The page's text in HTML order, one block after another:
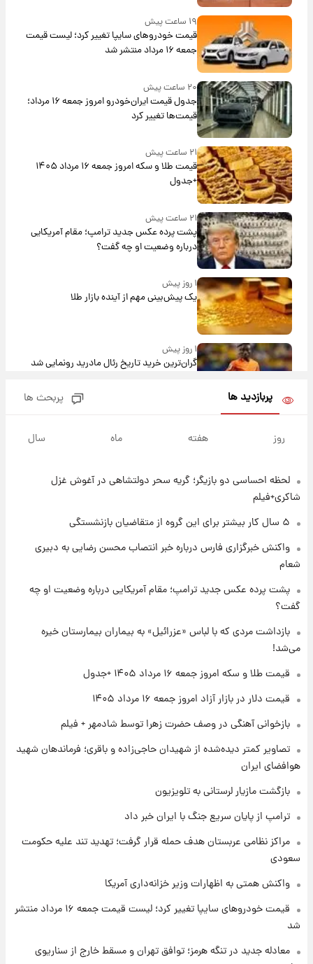
۱۹ ساعت پیش
قیمت خودروهای سایپا تغییر کرد؛ لیست قیمت
جمعه ۱۶ مرداد منتشر شد
۲۰ ساعت پیش
جدول قیمت ایران‌خودرو امروز جمعه ۱۶ مرداد؛
قیمت‌ها تغییر کرد
۲۱ ساعت پیش
قیمت طلا و سکه امروز جمعه ۱۶ مرداد ۱۴۰۵
+جدول
۲۱ ساعت پیش
پشت پرده عکس جدید ترامپ؛ مقام آمریکایی
درباره وضعیت او چه گفت؟
۱ روز پیش
یک پیش‌بینی مهم از آینده بازار طلا
۱ روز پیش
گران‌ترین خرید تاریخ رئال مادرید رونمایی شد
روزها پربارش‌تر خواهند بود؟
۱ روز پیش
۱ روز پیش
تغییر تند قیمت محصولات ایران‌خودرو و سایپا
امروز پنجشنبه ۱۵ مرداد ۱۴۰۵ +جدول
۱ روز پیش
قیمت طلا و سکه امروز پنجشنبه ۱۵ مرداد ۱۴۰۵
شارژ جدید کالابرگ برای سه دهک؛ جزئیات اعلام
پربازدید ها پربحث ها
روز هفته ماه سال
لحظه احساسی دو بازیگر؛ گریه سحر دولتشاهی در آغوش غزل
شاکری+فیلم
۵ سال کار بیشتر برای این گروه از متقاضیان بازنشستگی
واکنش خبرگزاری فارس درباره خبر انتصاب محسن رضایی به دبیری
شعام
پشت پرده عکس جدید ترامپ؛ مقام آمریکایی درباره وضعیت او چه
گفت؟
بازداشت مردی که با لباس «عزرائیل» به بیماران بیمارستان خیره
می‌شد!
قیمت طلا و سکه امروز جمعه ۱۶ مرداد ۱۴۰۵ +جدول
قیمت دلار در بازار آزاد امروز جمعه ۱۶ مرداد ۱۴۰۵
بازخوانی آهنگی در وصف حضرت زهرا توسط شادمهر + فیلم
تصاویر کمتر دیده‌شده از شهیدان حاجی‌زاده و باقری؛ فرماندهان شهید
هوافضای ایران
بازگشت مازیار لرستانی به تلویزیون
ترامپ از پایان سریع جنگ با ایران خبر داد
مراکز نظامی عربستان هدف حمله قرار گرفت؛ تهدید تند علیه حکومت
سعودی
واکنش همتی به اظهارات وزیر خزانه‌داری آمریکا
قیمت خودروهای سایپا تغییر کرد؛ لیست قیمت جمعه ۱۶ مرداد منتشر
شد
معادله جدید در تنگه هرمز؛ توافق تهران و مسقط خارج از سناریوی